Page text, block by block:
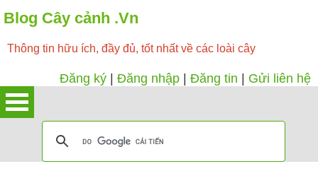
Blog Cây cảnh .Vn
Thông tin hữu ích, đầy đủ, tốt nhất về các loài cây
Đăng ký Đăng nhập Đăng tin Gửi liên hệ